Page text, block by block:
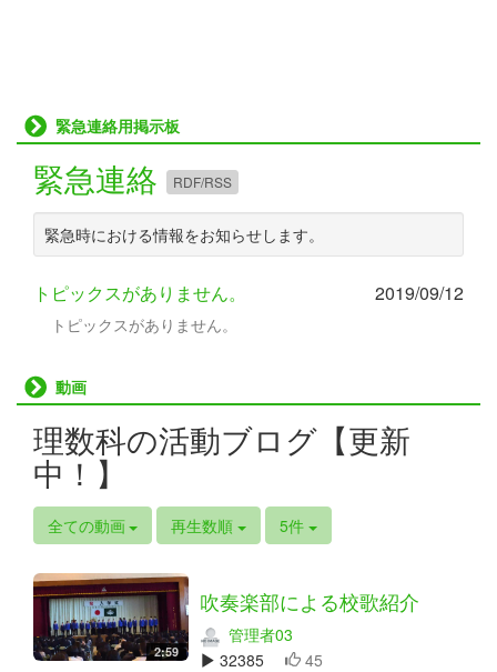
緊急連絡用掲示板
緊急連絡 RDF/RSS
緊急時における情報をお知らせします。
トピックスがありません。 2019/09/12
トピックスがありません。
動画
理数科の活動ブログ【更新
中！】
全ての動画 再生数順 5件
2:59
吹奏楽部による校歌紹介
管理者03
32385
45